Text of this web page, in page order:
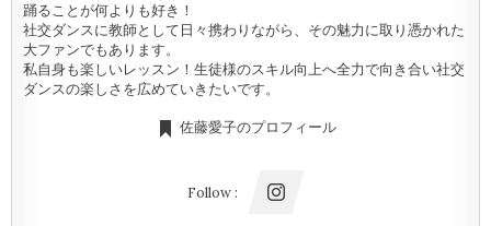
踊ることが何よりも好き！
社交ダンスに教師として日々携わりながら、その魅力に取り憑かれた
大ファンでもあります。
私自身も楽しいレッスン！生徒様のスキル向上へ全力で向き合い社交
ダンスの楽しさを広めていきたいです。
佐藤愛子のプロフィール
Follow :